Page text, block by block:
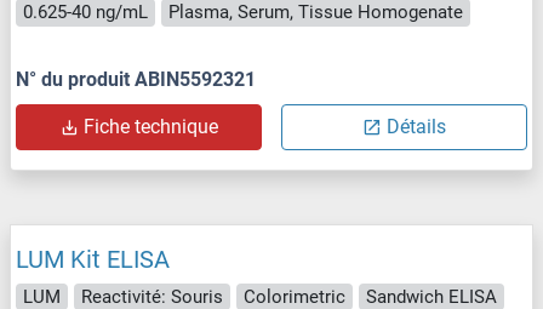
0.625-40 ng/mL
Plasma, Serum, Tissue Homogenate
N° du produit ABIN5592321
Fiche technique Détails
LUM Kit ELISA
LUM Reactivité: Souris Colorimetric
Sandwich ELISA